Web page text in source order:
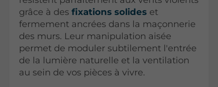
grâce à des fixations solides et
fermement ancrées dans la maçonnerie
des murs. Leur manipulation aisée
permet de moduler subtilement l'entrée
de la lumière naturelle et la ventilation
au sein de vos pièces à vivre.